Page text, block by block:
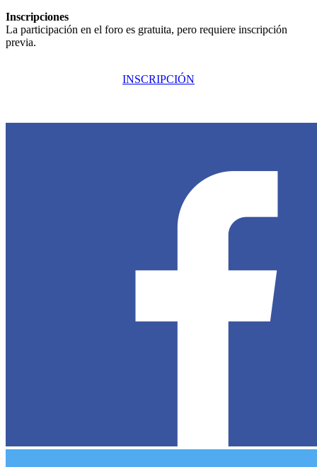
Inscripciones
La participación en el foro es gratuita, pero requiere inscripción
previa.
INSCRIPCIÓN